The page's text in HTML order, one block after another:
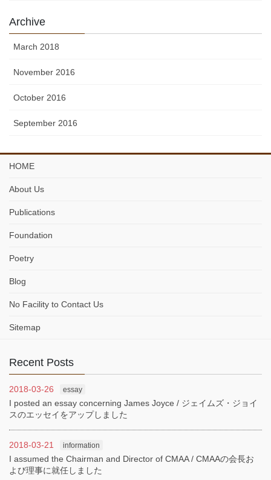
Archive
March 2018
November 2016
October 2016
September 2016
HOME
About Us
Publications
Foundation
Poetry
Blog
No Facility to Contact Us
Sitemap
Recent Posts
2018-03-26 essay
I posted an essay concerning James Joyce / ジェイムズ・ジョイ
スのエッセイをアップしました
2018-03-21 information
I assumed the Chairman and Director of CMAA / CMAAの会長お
よび理事に就任しました